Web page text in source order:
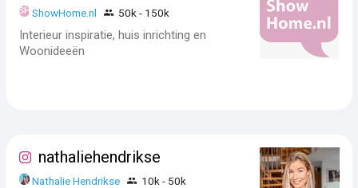
ShowHome.nl 50k - 150k
Interieur inspiratie, huis inrichting en
Woonideeën
nathaliehendrikse
Nathalie Hendrikse 10k - 50k